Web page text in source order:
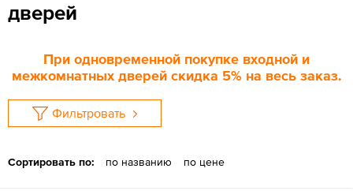
дверей
При одновременной покупке входной и
межкомнатных дверей скидка 5% на весь заказ.
Фильтровать
Сортировать по: по названию по цене